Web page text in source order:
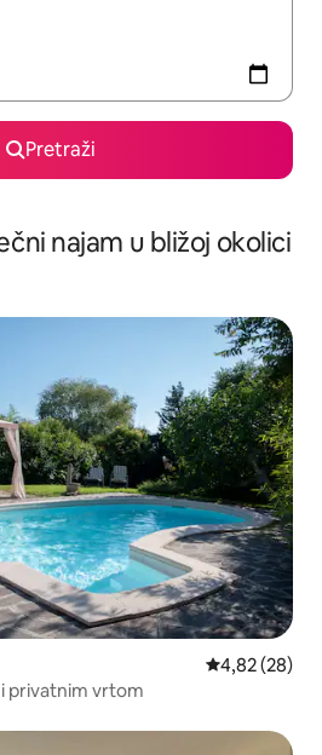
Pretraži
najam u bližoj okolici
Prosječna
4,82 (28)
privatnim vrtom